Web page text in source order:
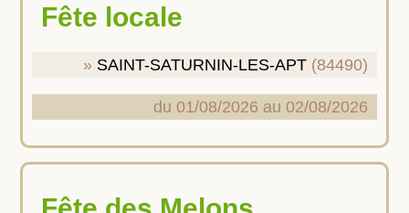
Fête locale
SAINT-SATURNIN-LES-APT (84490)
du 01/08/2026 au 02/08/2026